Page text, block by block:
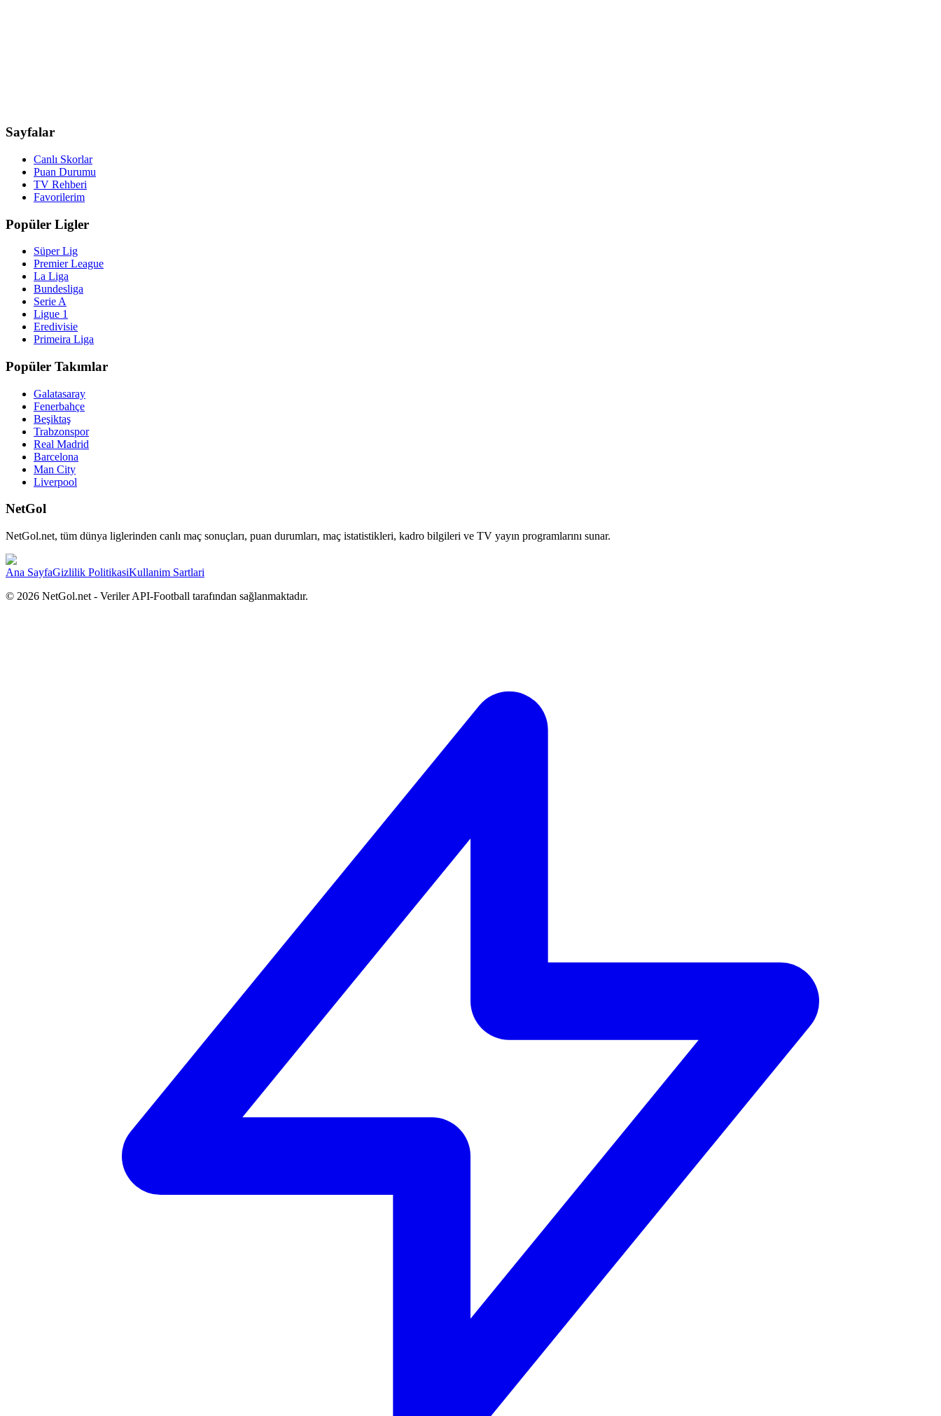
Sayfalar
Canlı Skorlar
Puan Durumu
TV Rehberi
Favorilerim
Popüler Ligler
Süper Lig
Premier League
La Liga
Bundesliga
Serie A
Ligue 1
Eredivisie
Primeira Liga
Popüler Takımlar
Galatasaray
Fenerbahçe
Beşiktaş
Trabzonspor
Real Madrid
Barcelona
Man City
Liverpool
NetGol
NetGol.net, tüm dünya liglerinden canlı maç sonuçları, puan durumları, maç istatistikleri, kadro bilgileri ve TV yayın programlarını sunar.
Ana SayfaGizlilik PolitikasiKullanim Sartlari
© 2026 NetGol.net - Veriler API-Football tarafından sağlanmaktadır.